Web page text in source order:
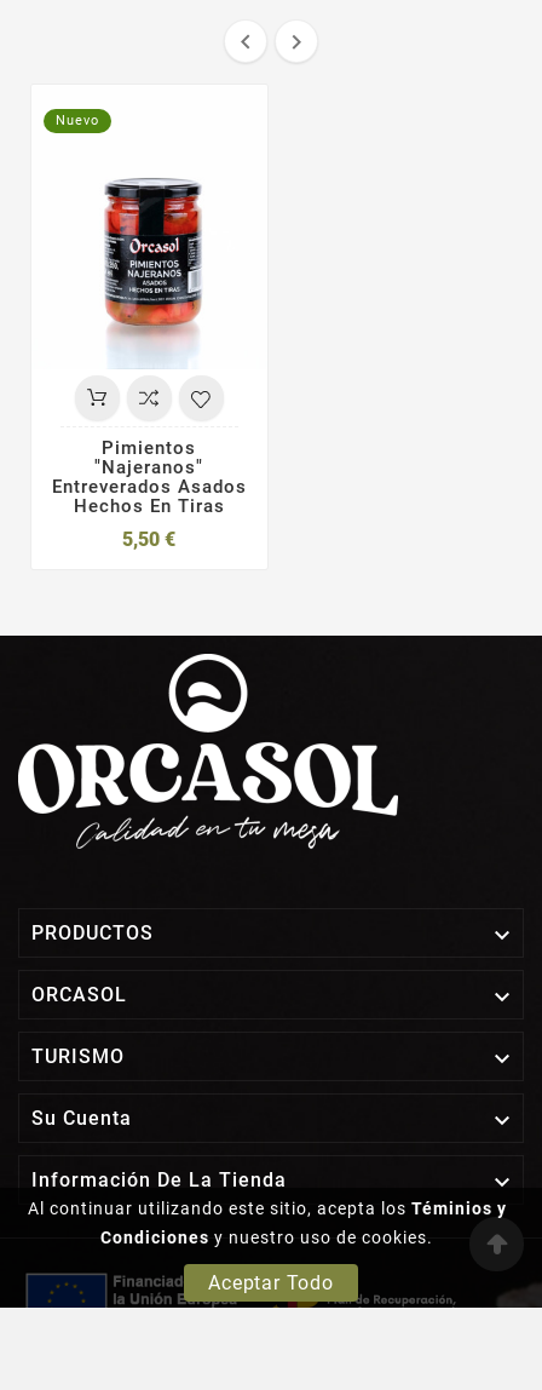
Al continuar utilizando este sitio, acepta los Téminios y
Condiciones y nuestro uso de cookies.
Aceptar Todo
 
Nuevo
Pimientos
"Najeranos"
Entreverados Asados
Hechos En Tiras
5,50 €
PRODUCTOS 
ORCASOL 
TURISMO 
Su Cuenta 
Información De La Tienda 